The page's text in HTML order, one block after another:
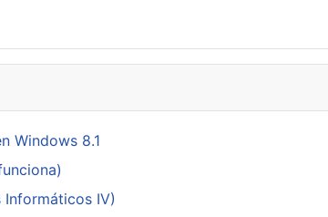
Windows 8.1
Informáticos IV)